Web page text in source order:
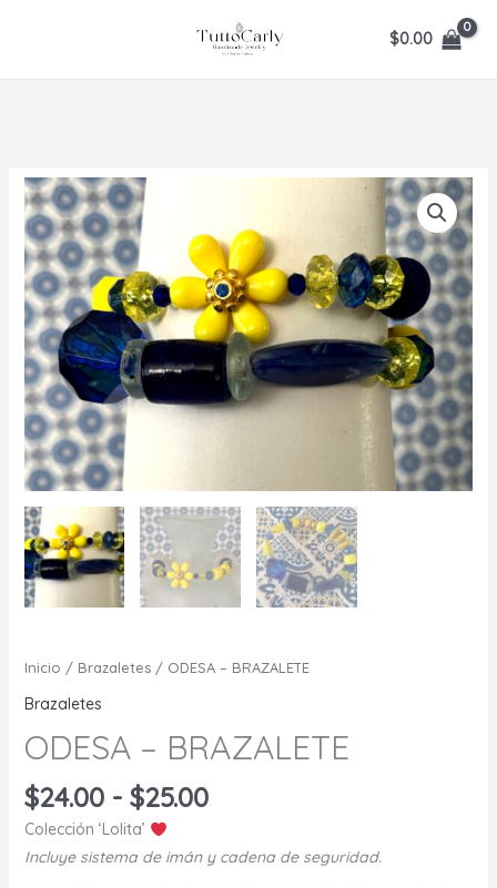
$0.00
Inicio / Brazaletes/ ODESA – BRAZALETE
Brazaletes
ODESA – BRAZALETE
$24.00 - $25.00Rango
precios:
Colección ‘Lolita’
Incluye sistema de imán y cadena de seguridad.